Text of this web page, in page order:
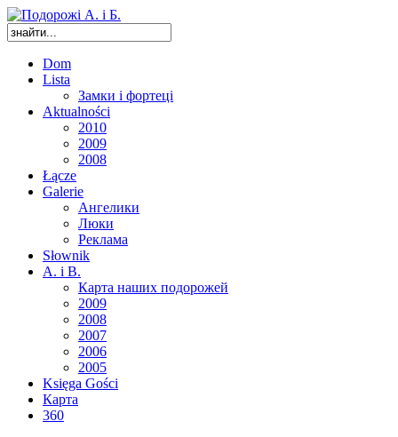
Dom
Lista
Замки і фортеці
Aktualności
2010
2009
2008
Łącze
Galerie
Ангелики
Люки
Реклама
Słownik
A. i B.
Карта наших подорожей
2009
2008
2007
2006
2005
Księga Gości
Карта
360